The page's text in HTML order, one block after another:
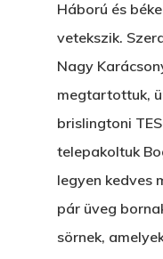
Háború és
vetekszik.
Nagy
megtartottuk,
brislingtoni
telepakoltuk
legyen kedves
pár üveg
sörnek,